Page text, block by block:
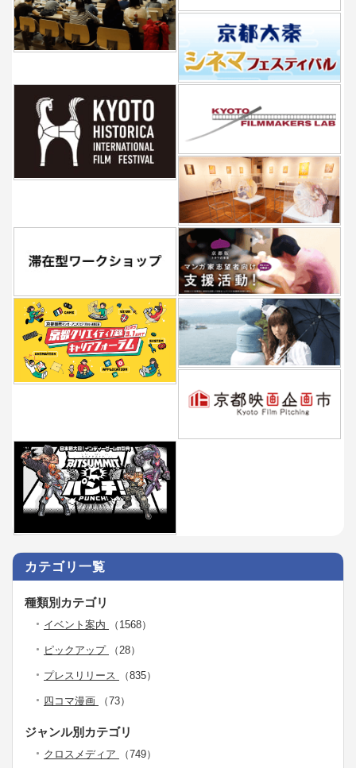
カテゴリ一覧
種類別カテゴリ
イベント案内 （1568）
ピックアップ （28）
プレスリリース （835）
四コマ漫画 （73）
ジャンル別カテゴリ
クロスメディア （749）